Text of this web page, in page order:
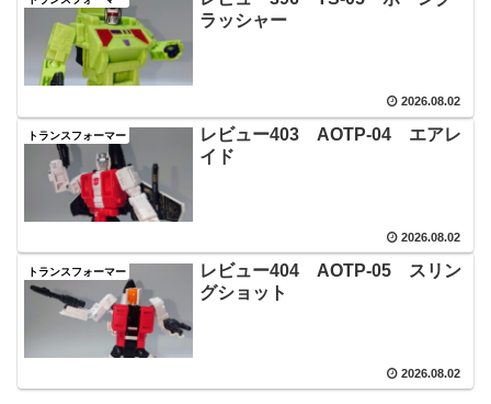
ラッシャー
2026.08.02
トランスフォーマー
レビュー403 AOTP‐04 エアレ
イド
2026.08.02
トランスフォーマー
レビュー404 AOTP‐05 スリン
グショット
2026.08.02